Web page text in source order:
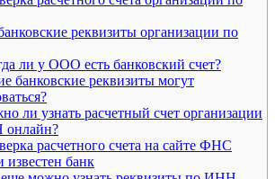
реквизиты организации по
ли у ООО есть банковский счет?
банковские реквизиты могут
ли узнать расчетный счет организации
расчетного счета на сайте ФНС
известен банк